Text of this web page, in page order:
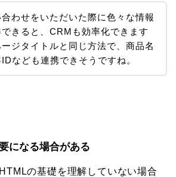
わせをいただいた際に色々な情報
できると、CRMも効率化できます
ジタイトルと同じ方法で、商品名
なども連携できそうですね。
になる場合がある
の基礎を理解していない場合